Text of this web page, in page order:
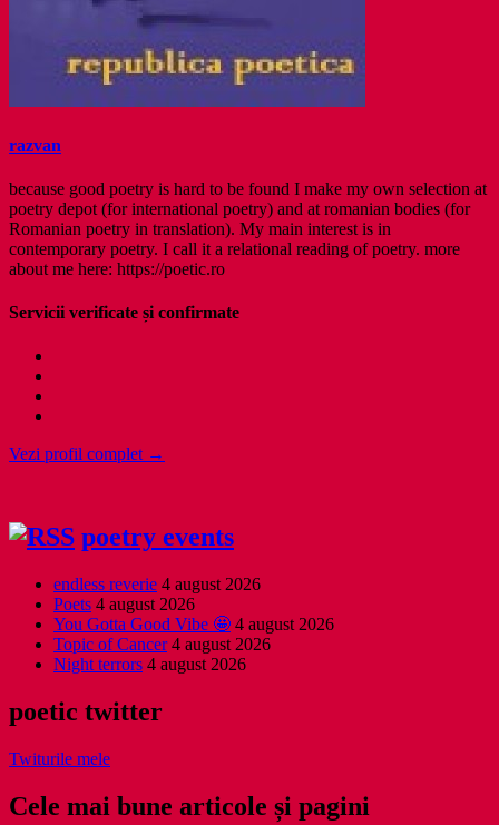
razvan
because good poetry is hard to be found I make my own selection at
poetry depot (for international poetry) and at romanian bodies (for
Romanian poetry in translation). My main interest is in
contemporary poetry. I call it a relational reading of poetry. more
about me here: https://poetic.ro
Servicii verificate și confirmate
Vezi profil complet →
poetry events
endless reverie 4 august 2026
Poets 4 august 2026
You Gotta Good Vibe 🤩 4 august 2026
Topic of Cancer 4 august 2026
Night terrors 4 august 2026
poetic twitter
Twiturile mele
Cele mai bune articole și pagini